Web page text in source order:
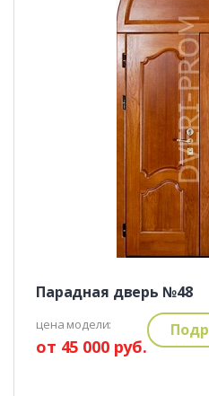
Парадная дверь №48
цена модели:
от 45 000 руб.